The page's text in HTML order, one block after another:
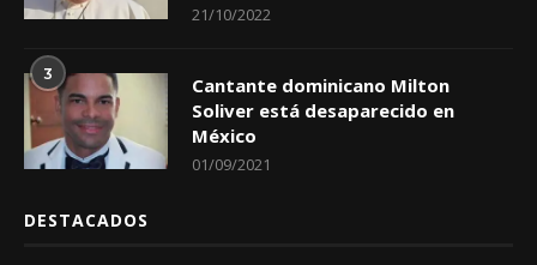
21/10/2022
3
Cantante dominicano Milton
Soliver está desaparecido en
México
01/09/2021
DESTACADOS